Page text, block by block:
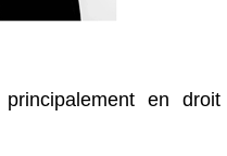
principalement en